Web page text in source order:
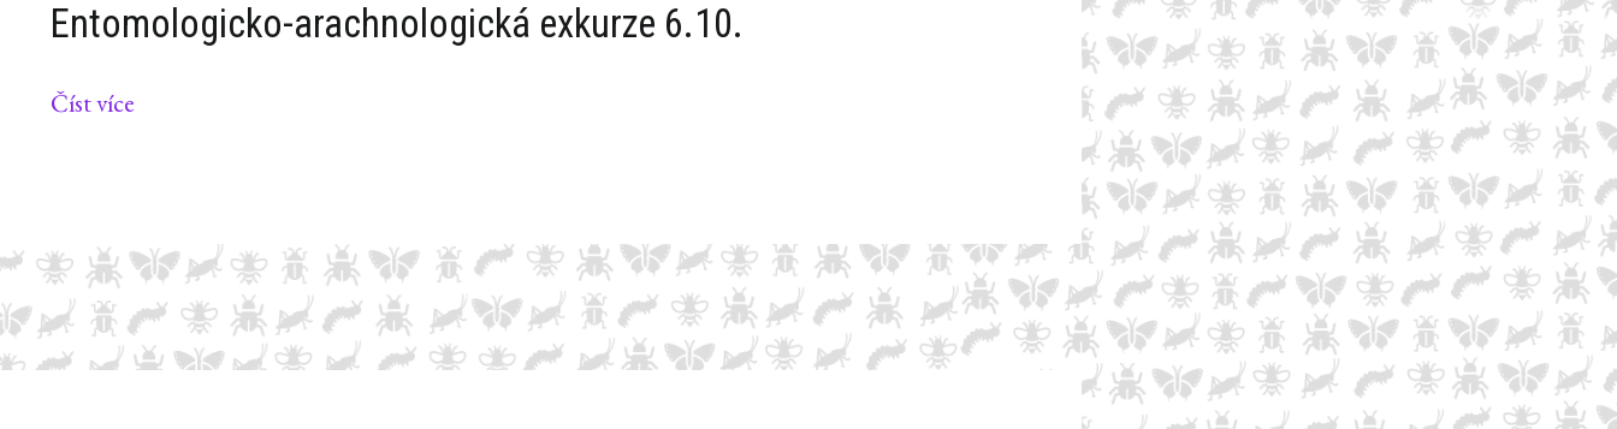
Entomologicko-arachnologická exkurze 6.10.
Číst více